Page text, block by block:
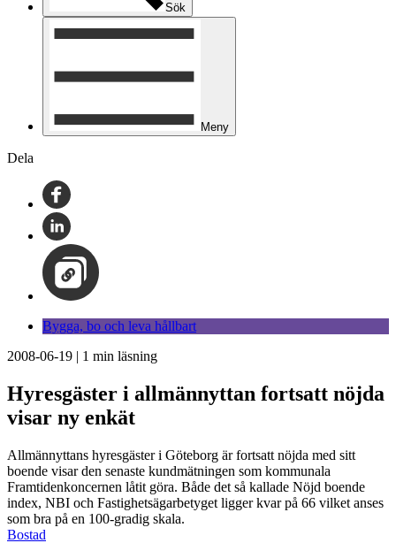
Sök
Meny
Dela
Bygga, bo och leva hållbart
2008-06-19 | 1 min läsning
Hyresgäster i allmännyttan fortsatt nöjda
visar ny enkät
Allmännyttans hyresgäster i Göteborg är fortsatt nöjda med sitt
boende visar den senaste kundmätningen som kommunala
Framtidenkoncernen låtit göra. Både det så kallade Nöjd boende
index, NBI och Fastighetsägarbetyget ligger kvar på 66 vilket anses
som bra på en 100-gradig skala.
Bostad